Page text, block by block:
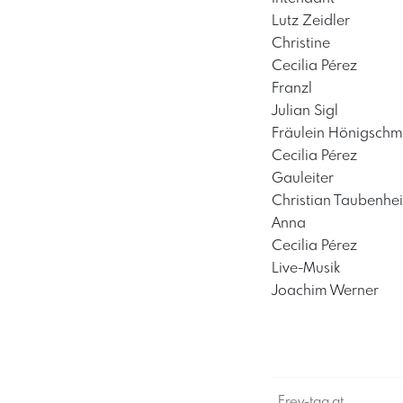
Lutz Zeidler
Christine
Cecilia Pérez
Franzl
Julian Sigl
Fräulein
Cecilia Pérez
Gauleiter
Christian
Anna
Cecilia Pérez
Live-Musik
Joachim Werner